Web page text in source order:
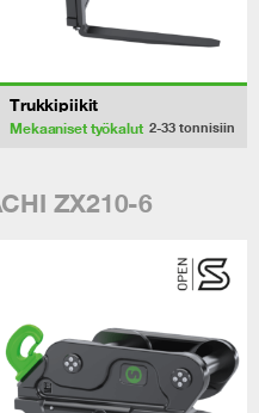
Trukkipiikit
Mekaaniset työkalut 2-33 tonnisiin
ZX210-6